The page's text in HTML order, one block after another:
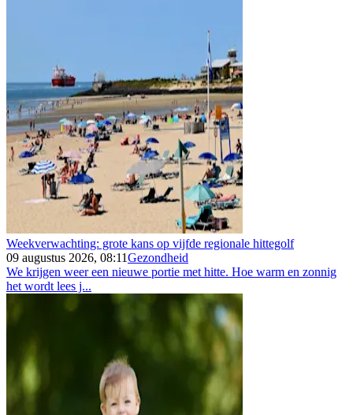
Weekverwachting: grote kans op vijfde regionale hittegolf
09 augustus 2026, 08:11Gezondheid
We krijgen weer een nieuwe portie met hitte. Hoe warm en zonnig
het wordt lees j...